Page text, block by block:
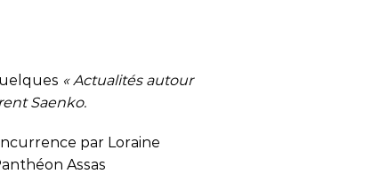
« Actualités autour
Saenko.
par Loraine
Assas